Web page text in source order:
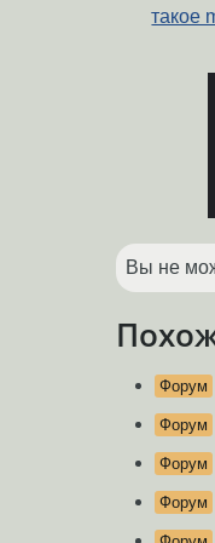
такое
Вы не
Форум
Форум
Форум
Форум